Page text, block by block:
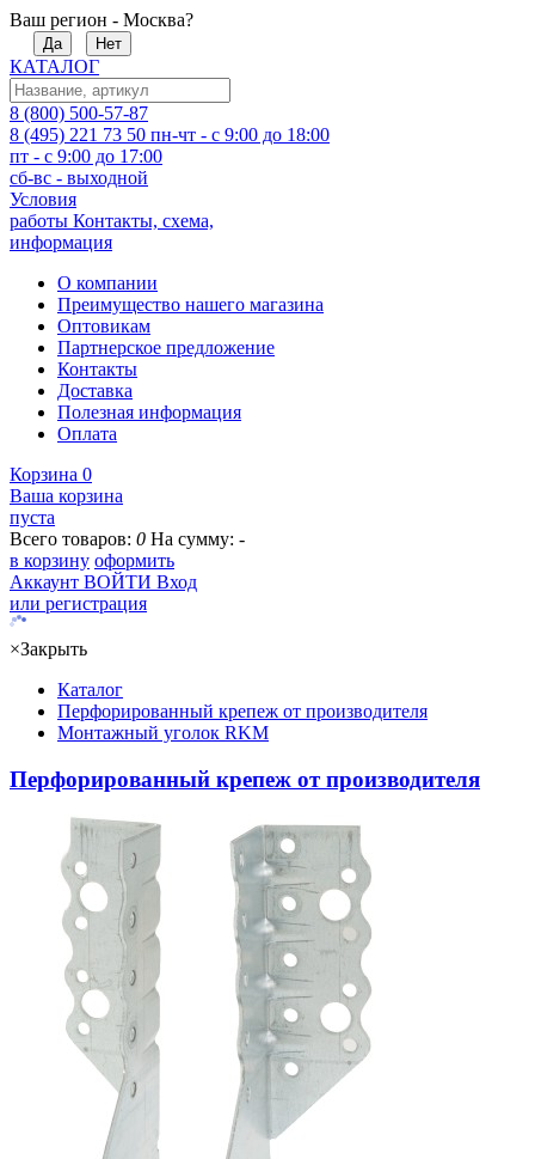
Ваш регион - Москва?
Да Нет
КАТАЛОГ
8 (800) 500-57-87
8 (495) 221 73 50 пн-чт - с 9:00 до 18:00
пт - с 9:00 до 17:00
сб-вс - выходной
Условия
работы Контакты, схема,
информация
О компании
Преимущество нашего магазина
Оптовикам
Партнерское предложение
Контакты
Доставка
Полезная информация
Оплата
Корзина 0
Ваша корзина
пуста
Всего товаров: 0 На сумму: -
в корзину оформить
Аккаунт ВОЙТИ Вход
или регистрация
×Закрыть
Каталог
Перфорированный крепеж от производителя
Монтажный уголок RKM
Перфорированный крепеж от производителя